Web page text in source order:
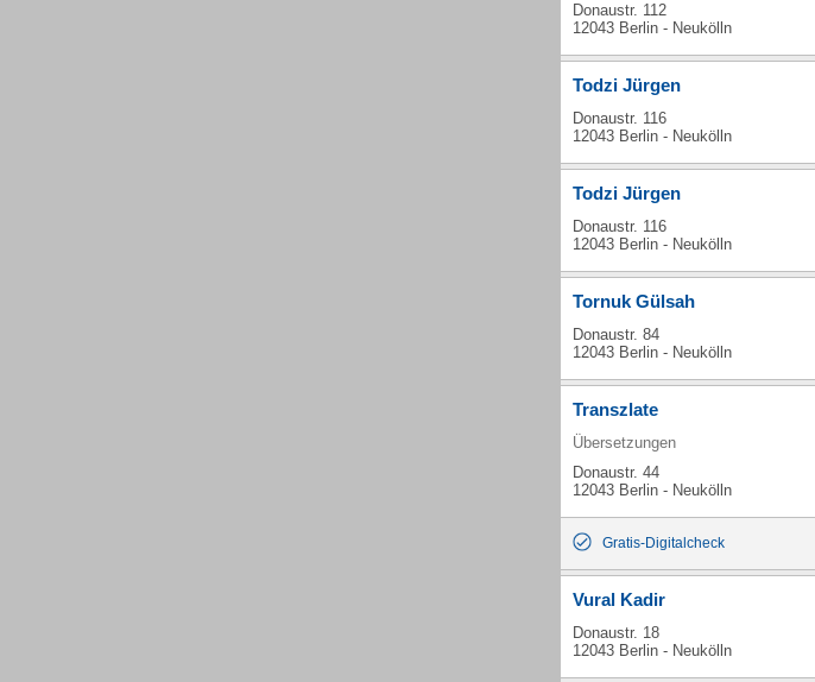
Donaustr. 112
12043 Berlin - Neukölln
Todzi Jürgen
Donaustr. 116
12043 Berlin - Neukölln
Todzi Jürgen
Donaustr. 116
12043 Berlin - Neukölln
Tornuk Gülsah
Donaustr. 84
12043 Berlin - Neukölln
Transzlate
Übersetzungen
Donaustr. 44
12043 Berlin - Neukölln
Gratis-Digitalcheck
Vural Kadir
Donaustr. 18
12043 Berlin - Neukölln